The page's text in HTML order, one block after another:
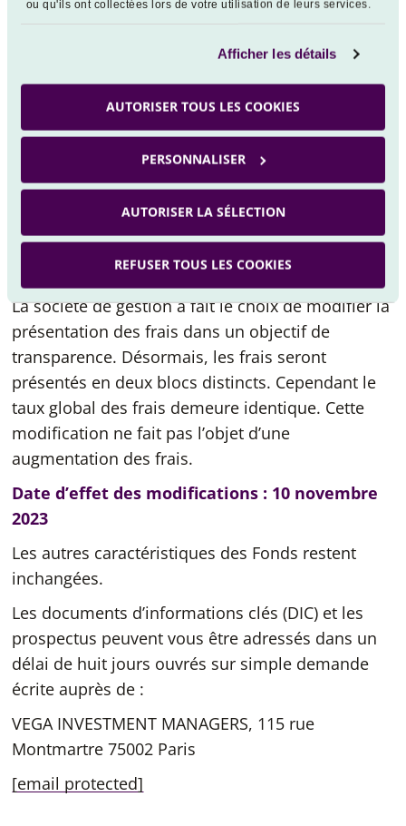
ou qu'ils ont collectées lors de votre utilisation de leurs services.
Afficher les détails
AUTORISER TOUS LES COOKIES
PERSONNALISER
AUTORISER LA SÉLECTION
REFUSER TOUS LES COOKIES
L’Autorité des marchés financiers propose deux
dans le prospectus. La première présentation
disponible est un bloc forfaitaire du taux
maximum englobant les frais de gestion
financière et les frais de fonctionnement et autres
services. La seconde présentation possible est de
diviser en deux blocs distincts présentant chacun
le taux maximum des frais de gestion financière
et des frais de fonctionnement et autres services.
La société de gestion a fait le choix de modifier la
présentation des frais dans un objectif de
transparence. Désormais, les frais seront
présentés en deux blocs distincts. Cependant le
taux global des frais demeure identique. Cette
modification ne fait pas l’objet d’une
augmentation des frais.
Date d’effet des modifications : 10 novembre
2023
Les autres caractéristiques des Fonds restent
inchangées.
Les documents d’informations clés (DIC) et les
prospectus peuvent vous être adressés dans un
délai de huit jours ouvrés sur simple demande
écrite auprès de :
VEGA INVESTMENT MANAGERS, 115 rue
Montmartre 75002 Paris
[email protected]